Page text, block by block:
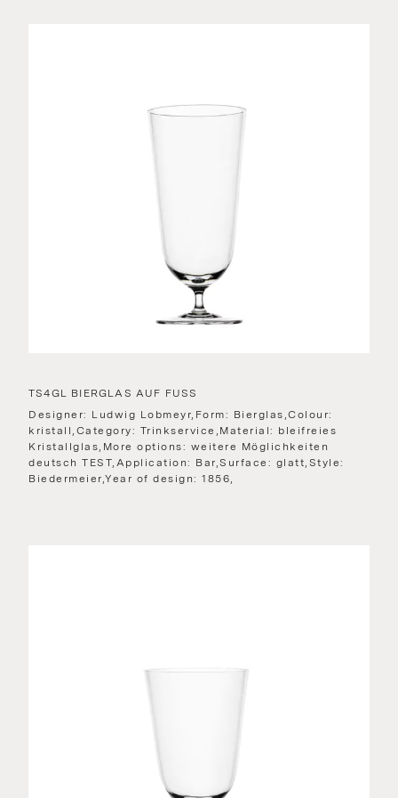
TS4GL BIERGLAS AUF FUSS
Designer: Ludwig Lobmeyr,Form: Bierglas,Colour:
kristall,Category: Trinkservice,Material: bleifreies
Kristallglas,More options: weitere Möglichkeiten
deutsch TEST,Application: Bar,Surface: glatt,Style:
Biedermeier,Year of design: 1856,